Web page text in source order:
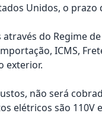
Unidos, o prazo
do Regime
ICMS,
exterior.
não será
elétricos são